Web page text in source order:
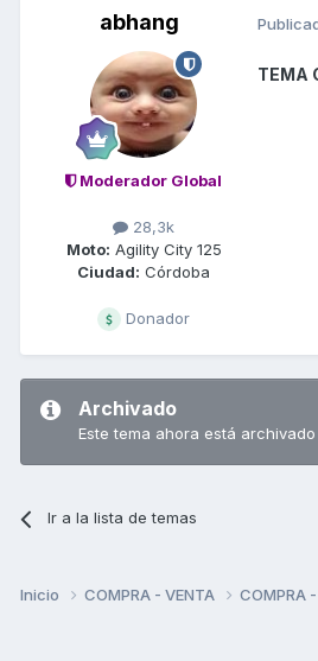
abhang
Moderador Global
28,3k
Moto: Agility City 125
Ciudad: Córdoba
Donador
TEMA
Archivado
Este tema ahora está
Ir a la lista de temas
Inicio COMPRA - VENTA COMPRA